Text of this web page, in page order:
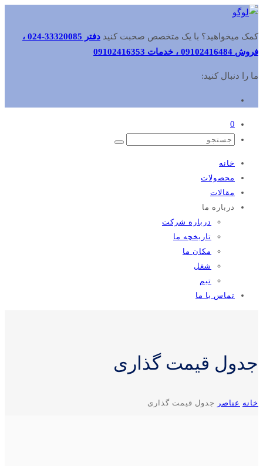
کمک میخواهید؟ با یک متخصص صحبت کنید
دفتر 33320085-024 ،
فروش 09102416484 ، خدمات 09102416353
ما را دنبال کنید:
0
خانه
محصولات
مقالات
درباره ما
درباره شرکت
تاریخچه ما
مکان ما
شغل
تیم
تماس با ما
جدول قیمت گذاری
خانه عناصر جدول قیمت گذاری